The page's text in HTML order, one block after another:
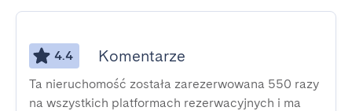
4.4 Komentarze
Ta nieruchomość została zarezerwowana 550 razy
na wszystkich platformach rezerwacyjnych i ma